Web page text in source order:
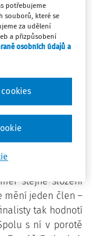
Semifinále
letos nemáme
manažerka
Hana Matoušů.
které sloužily
Matoušů.
přímo v jejich
porotci před
stejné složení
mění jeden člen –
tak hodnotí
s ní v porotě
potřebujeme
souborů, které se
za udělení
a přizpůsobení
osobních údajů a